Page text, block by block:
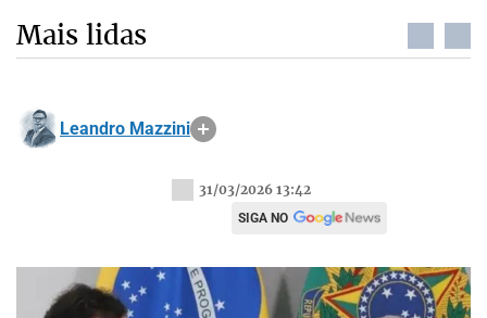
Mais lidas
Leandro Mazzini
31/03/2026 13:42
SIGA NO